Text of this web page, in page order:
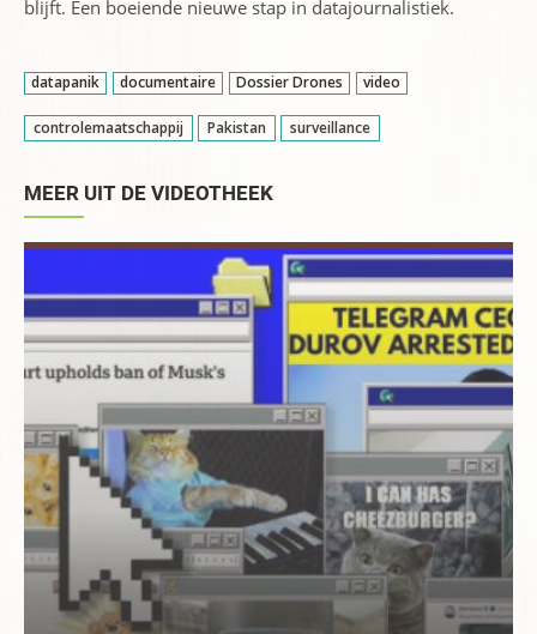
blijft. Een boeiende nieuwe stap in datajournalistiek.
datapanik documentaire Dossier Drones video
controlemaatschappij Pakistan surveillance
MEER UIT DE VIDEOTHEEK